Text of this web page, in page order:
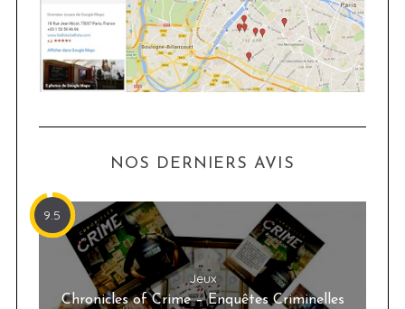
NOS DERNIERS AVIS
9.5
Jeux
Chronicles of Crime – Enquêtes Criminelles